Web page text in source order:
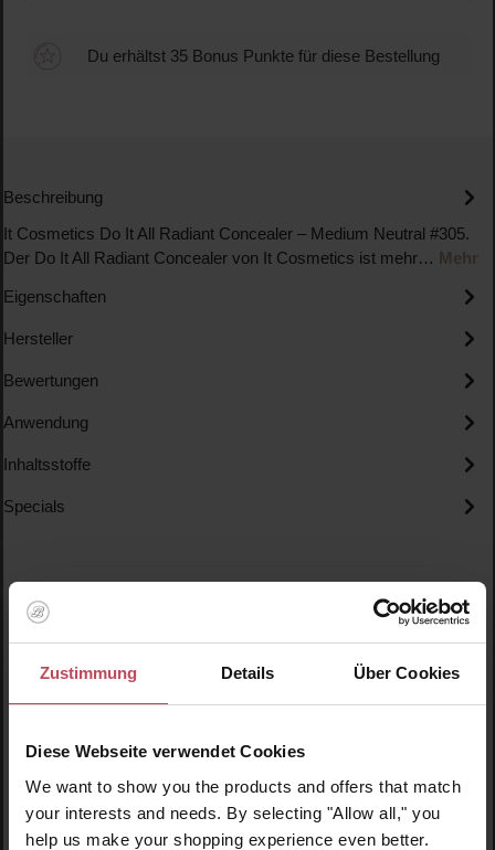
Zustimmung Details Über Cookies
Diese Webseite verwendet Cookies
We want to show you the products and offers that match
your interests and needs. By selecting "Allow all," you
help us make your shopping experience even better.
Du erhältst 35 Bonus Punkte für diese Bestellung
Beschreibung
It Cosmetics Do It All Radiant Concealer – Medium Neutral #305.
Der Do It All Radiant Concealer von It Cosmetics ist mehr… Mehr
Eigenschaften
Hersteller
Bewertungen
Anwendung
Inhaltsstoffe
Specials
Produktgalerie überspringen
Ähnliche Produkte